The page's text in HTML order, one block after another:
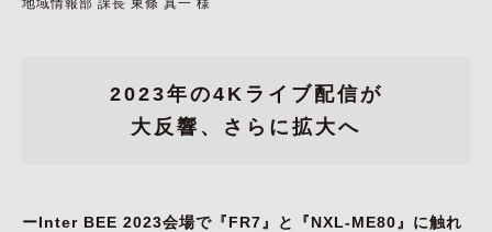
2023年の4Kライブ配信が
大反響、さらに拡大へ
ーInter BEE 2023会場で『FR7』と『NXL-ME80』に触れ